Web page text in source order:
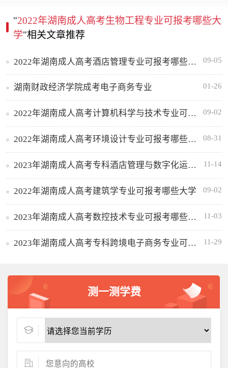
"2022年湖南成人高考生物工程专业可报考哪些大
学"相关文章推荐
2022年湖南成人高考酒店管理专业可报考哪些大学 09-05
湖南财政经济学院成考电子商务专业 01-26
2022年湖南成人高考计算机科学与技术专业可报考哪些大学 09-02
2022年湖南成人高考环境设计专业可报考哪些大学 08-31
2023年湖南成人高考专科酒店管理与数字化运营专业可报考哪些大学 11-14
2022年湖南成人高考建筑学专业可报考哪些大学 09-02
2023年湖南成人高考数控技术专业可报考哪些大学 11-03
2023年湖南成人高考专科跨境电子商务专业可报考哪些大学 11-29
测一测学费